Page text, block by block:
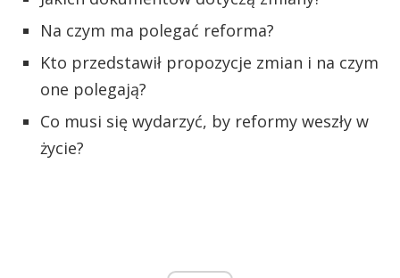
Na czym ma polegać reforma?
Kto przedstawił propozycje zmian i na czym
one polegają?
Co musi się wydarzyć, by reformy weszły w
życie?